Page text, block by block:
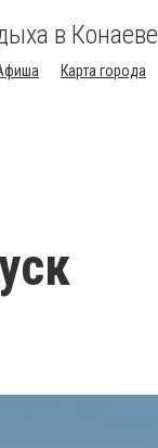
в Конаеве
Карта города